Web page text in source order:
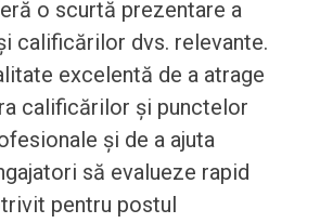
o scurtă prezentare a
calificărilor dvs. relevante.
excelentă de a atrage
calificărilor și punctelor
și de a ajuta
să evalueze rapid
pentru postul